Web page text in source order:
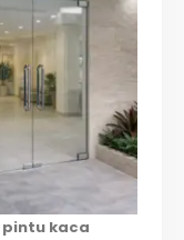
pintu kaca